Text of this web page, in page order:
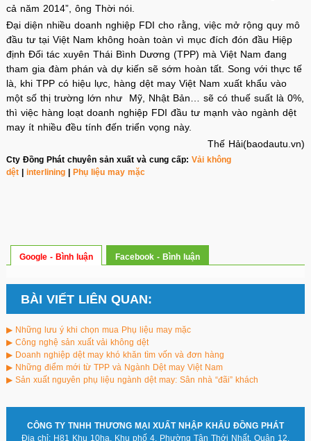
cả năm 2014”, ông Thời nói.
Đại diện nhiều doanh nghiệp FDI cho rằng, việc mở rộng quy mô
đầu tư tại Việt Nam không hoàn toàn vì mục đích đón đầu Hiệp
định Đối tác xuyên Thái Bình Dương (TPP) mà Việt Nam đang
tham gia đàm phán và dự kiến sẽ sớm hoàn tất. Song với thực tế
là, khi TPP có hiệu lực, hàng dệt may Việt Nam xuất khẩu vào
một số thị trường lớn như Mỹ, Nhật Bản… sẽ có thuế suất là 0%,
thì việc hàng loạt doanh nghiệp FDI đầu tư mạnh vào ngành dệt
may ít nhiều đều tính đến triển vọng này.
Thế Hải(baodautu.vn)
Cty Đồng Phát chuyên sản xuất và cung cấp: Vải không
dệt| interlining| Phụ liệu may mặc
Google - Bình luận Facebook - Bình luận
BÀI VIẾT LIÊN QUAN:
▶ Những lưu ý khi chọn mua Phụ liệu may mặc
▶ Công nghệ sản xuất vải không dệt
▶ Doanh nghiệp dệt may khó khăn tìm vốn và đơn hàng
▶ Những điểm mới từ TPP và Ngành Dệt may Việt Nam
▶ Sản xuất nguyên phụ liệu ngành dệt may: Sân nhà “đãi” khách
CÔNG TY TNHH THƯƠNG MẠI XUẤT NHẬP KHẨU ĐỒNG PHÁT
Địa chỉ: H81 Khu 10ha, Khu phố 4, Phường Tân Thới Nhất, Quận 12,